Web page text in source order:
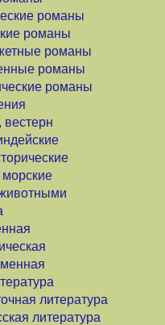
романы
романы
романы
романы
романы
литература
литература